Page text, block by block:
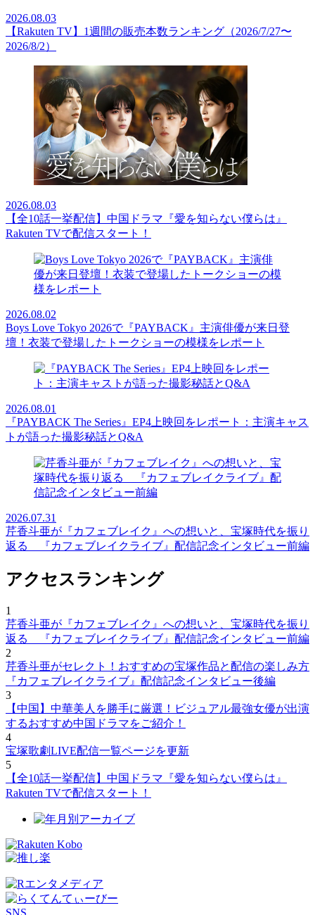
2026.08.03
【Rakuten TV】1週間の販売本数ランキング（2026/7/27〜
2026/8/2）
2026.08.03
【全10話一挙配信】中国ドラマ『愛を知らない僕らは』
Rakuten TVで配信スタート！
2026.08.02
Boys Love Tokyo 2026で『PAYBACK』主演俳優が来日登
壇！衣装で登場したトークショーの模様をレポート
2026.08.01
『PAYBACK The Series』EP4上映回をレポート：主演キャス
トが語った撮影秘話とQ&A
2026.07.31
芹香斗亜が『カフェブレイク』への想いと、宝塚時代を振り
返る 『カフェブレイクライブ』配信記念インタビュー前編
アクセスランキング
1
芹香斗亜が『カフェブレイク』への想いと、宝塚時代を振り
返る 『カフェブレイクライブ』配信記念インタビュー前編
2
芹香斗亜がセレクト！おすすめの宝塚作品と配信の楽しみ方
『カフェブレイクライブ』配信記念インタビュー後編
3
【中国】中華美人を勝手に厳選！ビジュアル最強女優が出演
するおすすめ中国ドラマをご紹介！
4
宝塚歌劇LIVE配信一覧ページを更新
5
【全10話一挙配信】中国ドラマ『愛を知らない僕らは』
Rakuten TVで配信スタート！
SNS